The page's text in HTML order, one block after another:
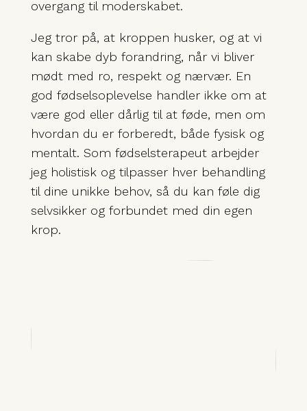
overgang til moderskabet.
Jeg tror på, at kroppen husker, og at vi
kan skabe dyb forandring, når vi bliver
mødt med ro, respekt og nærvær. En
god fødselsoplevelse handler ikke om at
være god eller dårlig til at føde, men om
hvordan du er forberedt, både fysisk og
mentalt. Som fødselsterapeut arbejder
jeg holistisk og tilpasser hver behandling
til dine unikke behov, så du kan føle dig
selvsikker og forbundet med din egen
krop.